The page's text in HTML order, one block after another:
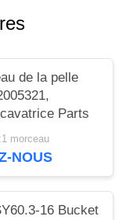
de la pelle
Parts
morceau
NOUS
16 Bucket